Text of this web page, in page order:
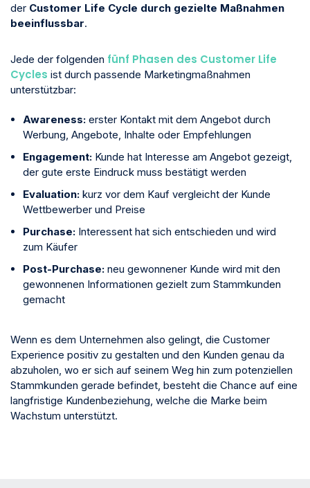
der Customer Life Cycle durch gezielte Maßnahmen
beeinflussbar.
Jede der folgenden fünf Phasen des Customer Life
Cycles ist durch passende Marketingmaßnahmen
unterstützbar:
Awareness: erster Kontakt mit dem Angebot durch
Werbung, Angebote, Inhalte oder Empfehlungen
Engagement: Kunde hat Interesse am Angebot gezeigt,
der gute erste Eindruck muss bestätigt werden
Evaluation: kurz vor dem Kauf vergleicht der Kunde
Wettbewerber und Preise
Purchase: Interessent hat sich entschieden und wird
zum Käufer
Post-Purchase: neu gewonnener Kunde wird mit den
gewonnenen Informationen gezielt zum Stammkunden
gemacht
Wenn es dem Unternehmen also gelingt, die Customer
Experience positiv zu gestalten und den Kunden genau da
abzuholen, wo er sich auf seinem Weg hin zum potenziellen
Stammkunden gerade befindet, besteht die Chance auf eine
langfristige Kundenbeziehung, welche die Marke beim
Wachstum unterstützt.